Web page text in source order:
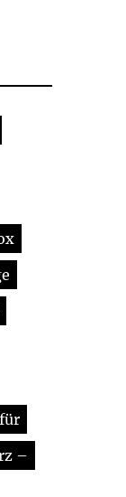
–